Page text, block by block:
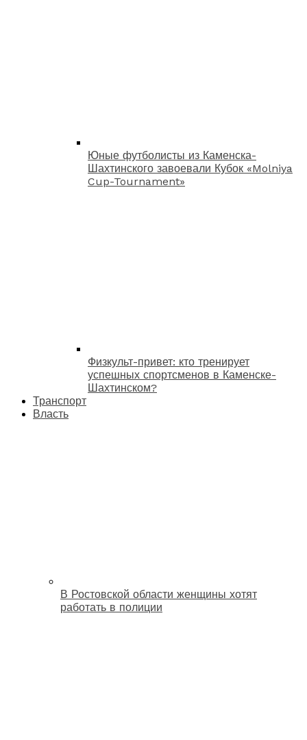
Юные футболисты из Каменска-
Шахтинского завоевали Кубок «Molniya
Cup-Tournament»
Физкульт-привет: кто тренирует
успешных спортсменов в Каменске-
Шахтинском?
Транспорт
Власть
В Ростовской области женщины хотят
работать в полиции